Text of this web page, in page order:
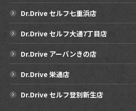
Dr.Drive セルフ七重浜店
Dr.Drive セルフ大通7丁目店
Dr.Drive アーバンきの店
Dr.Drive 栄通店
Dr.Drive セルフ登別新生店